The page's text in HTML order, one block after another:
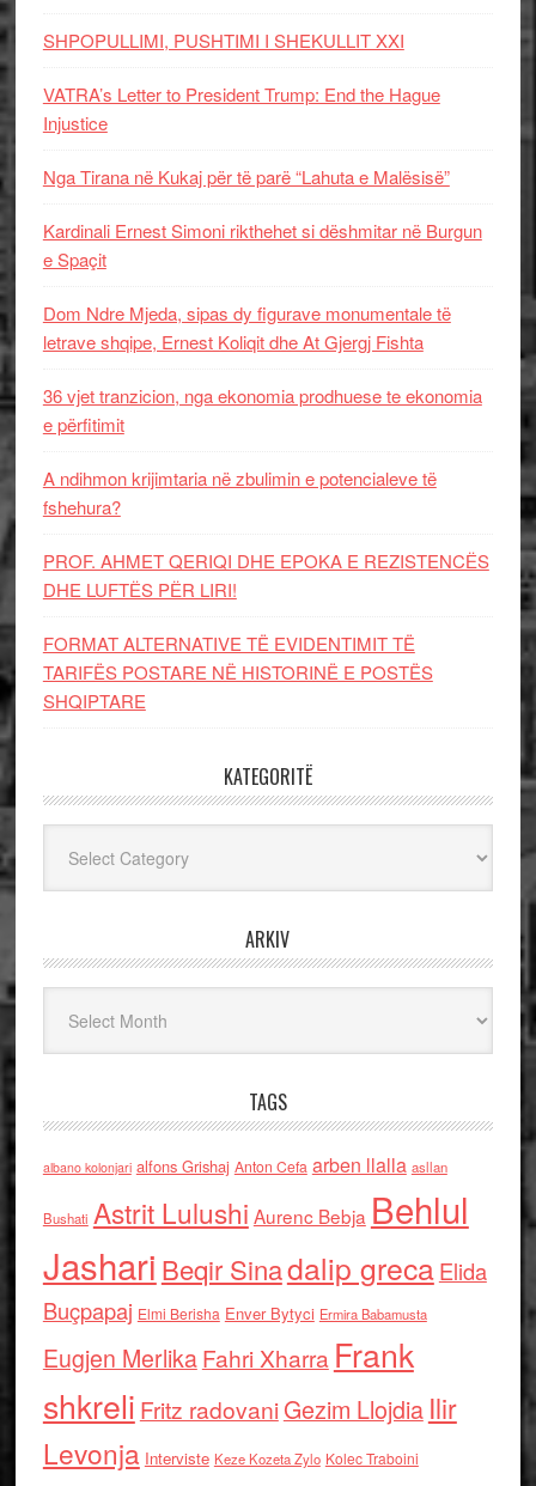
SHPOPULLIMI, PUSHTIMI I SHEKULLIT XXI
VATRA’s Letter to President Trump: End the Hague
Injustice
Nga Tirana në Kukaj për të parë “Lahuta e Malësisë”
Kardinali Ernest Simoni rikthehet si dëshmitar në Burgun
e Spaçit
Dom Ndre Mjeda, sipas dy figurave monumentale të
letrave shqipe, Ernest Koliqit dhe At Gjergj Fishta
36 vjet tranzicion, nga ekonomia prodhuese te ekonomia
e përfitimit
A ndihmon krijimtaria në zbulimin e potencialeve të
fshehura?
PROF. AHMET QERIQI DHE EPOKA E REZISTENCЁS
DHE LUFTЁS PЁR LIRI!
FORMAT ALTERNATIVE TË EVIDENTIMIT TË
TARIFËS POSTARE NË HISTORINË E POSTËS
SHQIPTARE
KATEGORITË
ARKIV
TAGS
albano kolonjari alfons Grishaj Anton Cefa arben llalla asllan
Bushati Astrit Lulushi Aurenc Bebja Behlul
Jashari Beqir Sinadalip grecaElida
Buçpapaj Elmi Berisha Enver Bytyci Ermira Babamusta
Eugjen MerlikaFahri Xharra Frank
shkreli Fritz radovaniGezim Llojdia Ilir
Levonja Interviste Keze Kozeta Zylo Kolec Traboini